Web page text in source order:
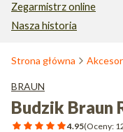
Zegarmistrz online
Nasza historia
Strona główna
BRAUN
Budzik Braun
4.95(Oceny: